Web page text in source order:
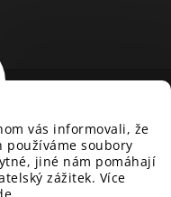
vás informovali, že
používáme soubory
jiné nám pomáhají
zážitek. Více
práva vyhrazena.